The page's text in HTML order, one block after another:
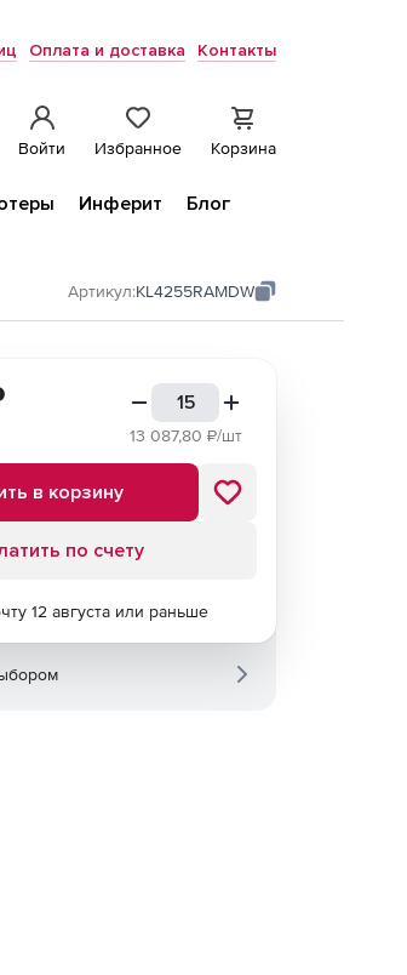
Оплата и доставка Контакты
Войти Избранное Корзина
Инферит
Блог
Артикул:KL4255RAMDW
13 087,80 ₽/шт
в корзину
по счету
12 августа или раньше